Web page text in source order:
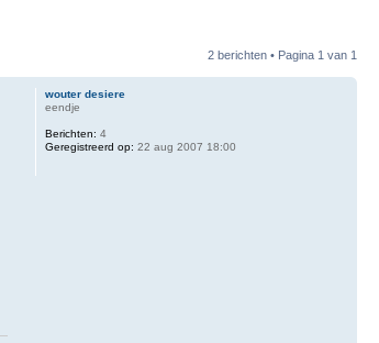
2 berichten • Pagina 1 van 1
wouter desiere
eendje
Berichten: 4
Geregistreerd op: 22 aug 2007 18:00